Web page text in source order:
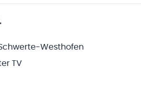
Schwerte-Westhofen
TV